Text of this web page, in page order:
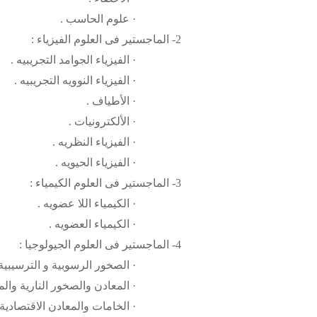
· علوم الحاسب .
2- الماجستير فى العلوم الفيزياء :
· الفيزياء الجوامد التجريبيه .
· الفيزياء النوويه التجريبيه .
· الأطياف .
· الألكترونيات .
· الفيزياء النظريه .
· الفيزياء الحيويه .
3- الماجستير فى العلوم الكيمياء :
· الكيمياء اللا عضويه .
· الكيمياء العضويه .
4- الماجستير فى العلوم الجيولوجيا :
· الصخور الرسوبية و
· المعادن والصخور النارية
· الخامات والمعادن